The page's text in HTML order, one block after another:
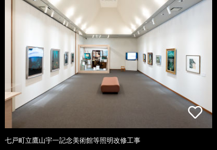
七戸町立鷹山宇一記念美術館等照明改修工事